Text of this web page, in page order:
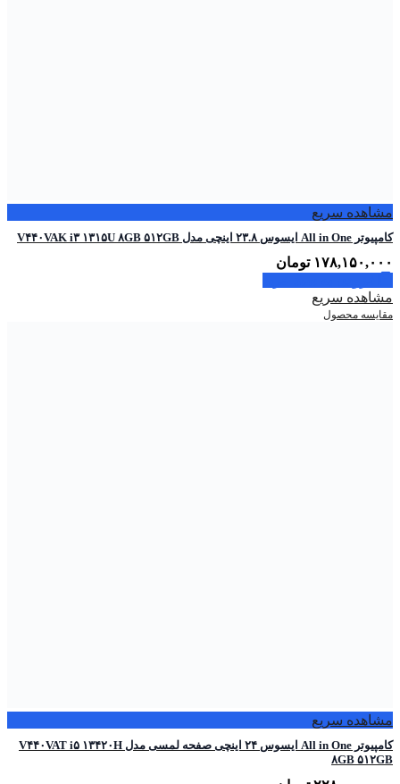
مشاهده سریع
کامپیوتر All in One ایسوس ۲۳.۸ اینچی مدل V۴۴۰VAK i۳ ۱۳۱۵U ۸GB ۵۱۲GB
۱۷۸,۱۵۰,۰۰۰ تومان
مشاهده سریع
مقایسه محصول
مشاهده سریع
کامپیوتر All in One ایسوس ۲۴ اینچی صفحه لمسی مدل V۴۴۰VAT i۵ ۱۳۴۲۰H
۸GB ۵۱۲GB